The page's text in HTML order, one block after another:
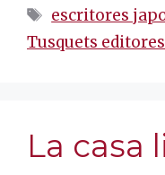
Etiquetas
escritores
Tusquets editores
La casa